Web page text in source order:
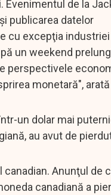
de la
publicarea datelor
cu excepţia
un weekend
perspectivele
monetară", arată
un dolar mai
au avut de
Anunţul de
canadiană a